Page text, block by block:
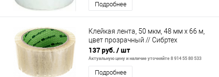
Подробнее
Клейкая лента, 50 мкм, 48 мм х 66 м,
цвет прозрачный // Сибртех
137 руб. / шт
Актуальную цену и наличие уточняйте 8 914 55 80 533
Подробнее